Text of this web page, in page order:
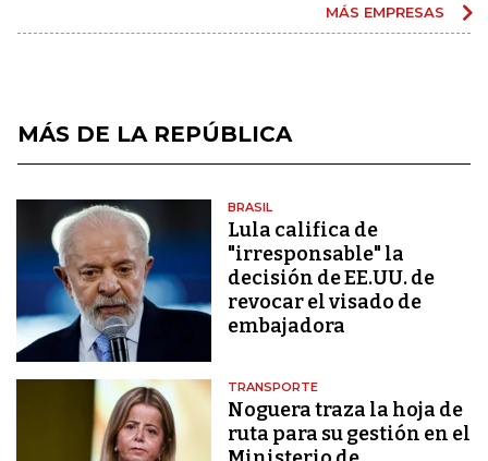
MÁS EMPRESAS
MÁS DE LA REPÚBLICA
BRASIL
Lula califica de
"irresponsable" la
decisión de EE.UU. de
revocar el visado de
embajadora
TRANSPORTE
Noguera traza la hoja de
ruta para su gestión en el